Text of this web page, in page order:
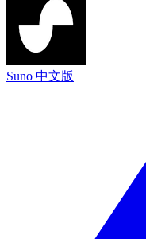
Suno 中文版